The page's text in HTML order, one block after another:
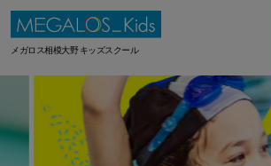
メガロス相模大野 キッズスクール